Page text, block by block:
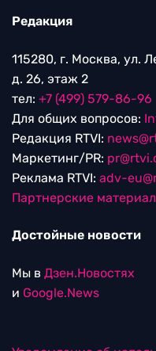
Редакция
115280, г. Москва, ул.
д. 26, этаж 2
тел: +7 (499) 579-86-96
Для общих вопросов:
Редакция RTVI:
Маркетинг/PR:
Реклама RTVI: adv-
Партнерские
Достойные новости
Мы в Дзен.Новостях
и Google.News